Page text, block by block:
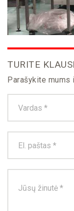
TURITE
Parašykite